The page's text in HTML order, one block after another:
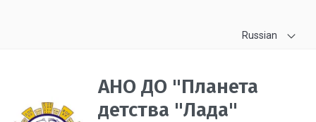
Russian
АНО ДО "Планета
детства "Лада"